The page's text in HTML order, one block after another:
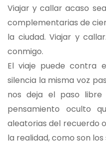
Viajar y callar acaso
complementarias de
la ciudad. Viajar y
conmigo.
El viaje puede contra
silencia la misma voz
nos deja el paso
pensamiento oculto
aleatorias del recuerdo
la realidad, como son